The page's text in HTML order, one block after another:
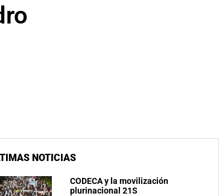
NOTICIAS
CODECA y la movilización
plurinacional 21S